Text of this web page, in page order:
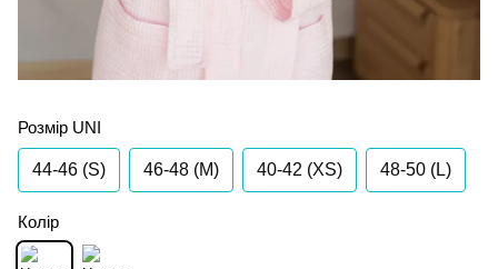
Розмір UNI
44-46 (S) 46-48 (M) 40-42 (XS) 48-50 (L)
Колір